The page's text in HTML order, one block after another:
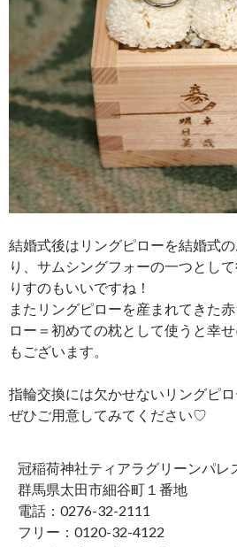
結婚式後はリングピローを結婚式
り、サムシングフォーの一つとし
りすのもいいですね！
またリングピローを産まれてきた
ロー＝初めての枕として使うと幸
もございます。
指輪交換には欠かせないリングピロ
ぜひご用意してみてください♡
冠稲荷神社ティアラグリーンパレ
群馬県太田市細谷町１番地
電話：0276-32-2111
フリー：0120-32-4122